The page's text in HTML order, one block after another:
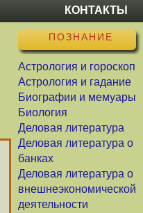
КОНТАКТЫ
ПОЗНАНИЕ
Астрология и гороскоп
Астрология и гадание
Биографии и мемуары
Биология
Деловая литература
Деловая литература о
банках
Деловая литература о
внешнеэкономической
деятельности